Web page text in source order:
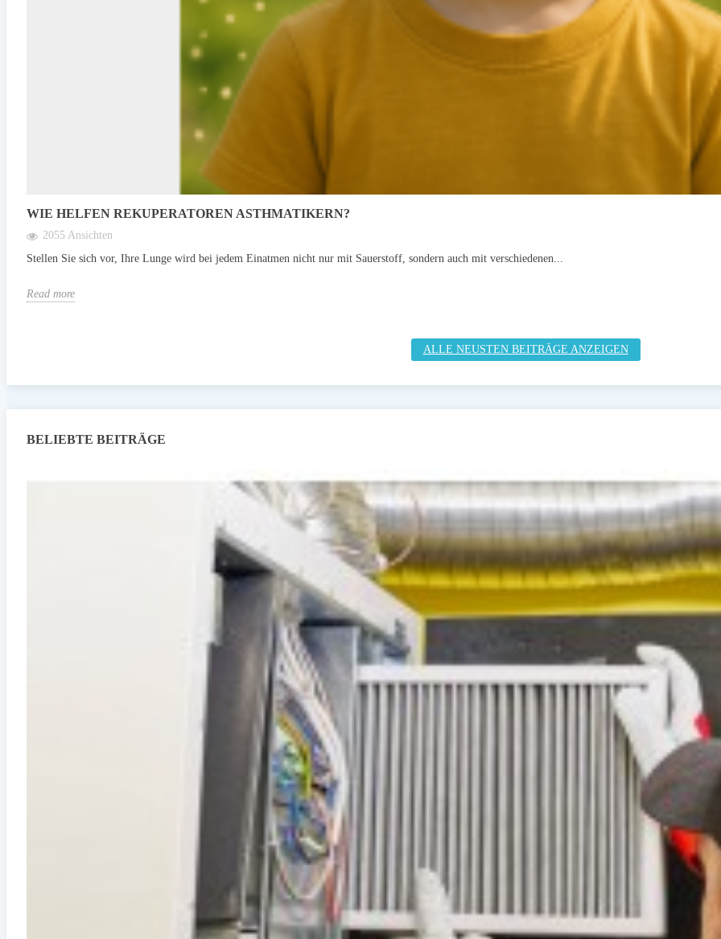
WIE HELFEN REKUPERATOREN ASTHMATIKERN?
2055 Ansichten
Stellen Sie sich vor, Ihre Lunge wird bei jedem Einatmen nicht nur mit Sauerstoff, sondern auch mit verschiedenen...
Read more
ALLE NEUSTEN BEITRÄGE ANZEIGEN
BELIEBTE BEITRÄGE